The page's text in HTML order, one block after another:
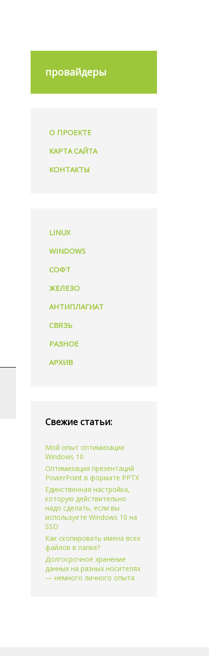
провайдеры
О ПРОЕКТЕ
КАРТА САЙТА
КОНТАКТЫ
LINUX
WINDOWS
СОФТ
ЖЕЛЕЗО
АНТИПЛАГИАТ
СВЯЗЬ
РАЗНОЕ
АРХИВ
Свежие статьи:
Мой опыт оптимизации
Windows 10
Оптимизация презентаций
PowerPoint в формате PPTX
Единственная настройка,
которую действительно
надо сделать, если вы
используете Windows 10 на
SSD
Как скопировать имена всех
файлов в папке?
Долгосрочное хранение
данных на разных носителях
— немного личного опыта